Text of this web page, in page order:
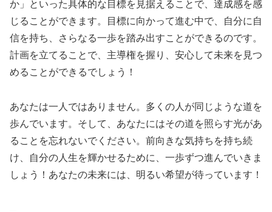
か」といった具体的な目標を見据えることで、達成感を感
じることができます。目標に向かって進む中で、自分に自
信を持ち、さらなる一歩を踏み出すことができるのです。
計画を立てることで、主導権を握り、安心して未来を見つ
めることができるでしょう！
あなたは一人ではありません。多くの人が同じような道を
歩んでいます。そして、あなたにはその道を照らす光があ
ることを忘れないでください。前向きな気持ちを持ち続
け、自分の人生を輝かせるために、一歩ずつ進んでいきま
しょう！あなたの未来には、明るい希望が待っています！